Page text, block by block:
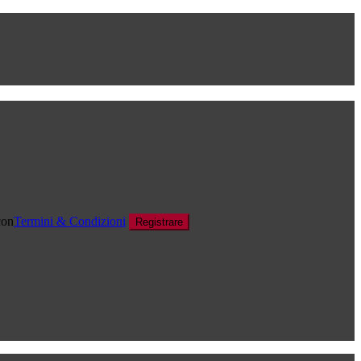
Termini & Condizioni Registrare